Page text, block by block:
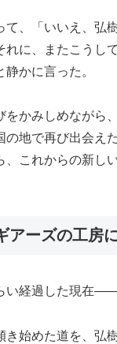
て、「いいえ、弘
れに、またこうし
かに言った。
をかみしめながら
の地で再び出会え
、これからの新し
アーズの工房
い経過した現在
き始めた道を、弘